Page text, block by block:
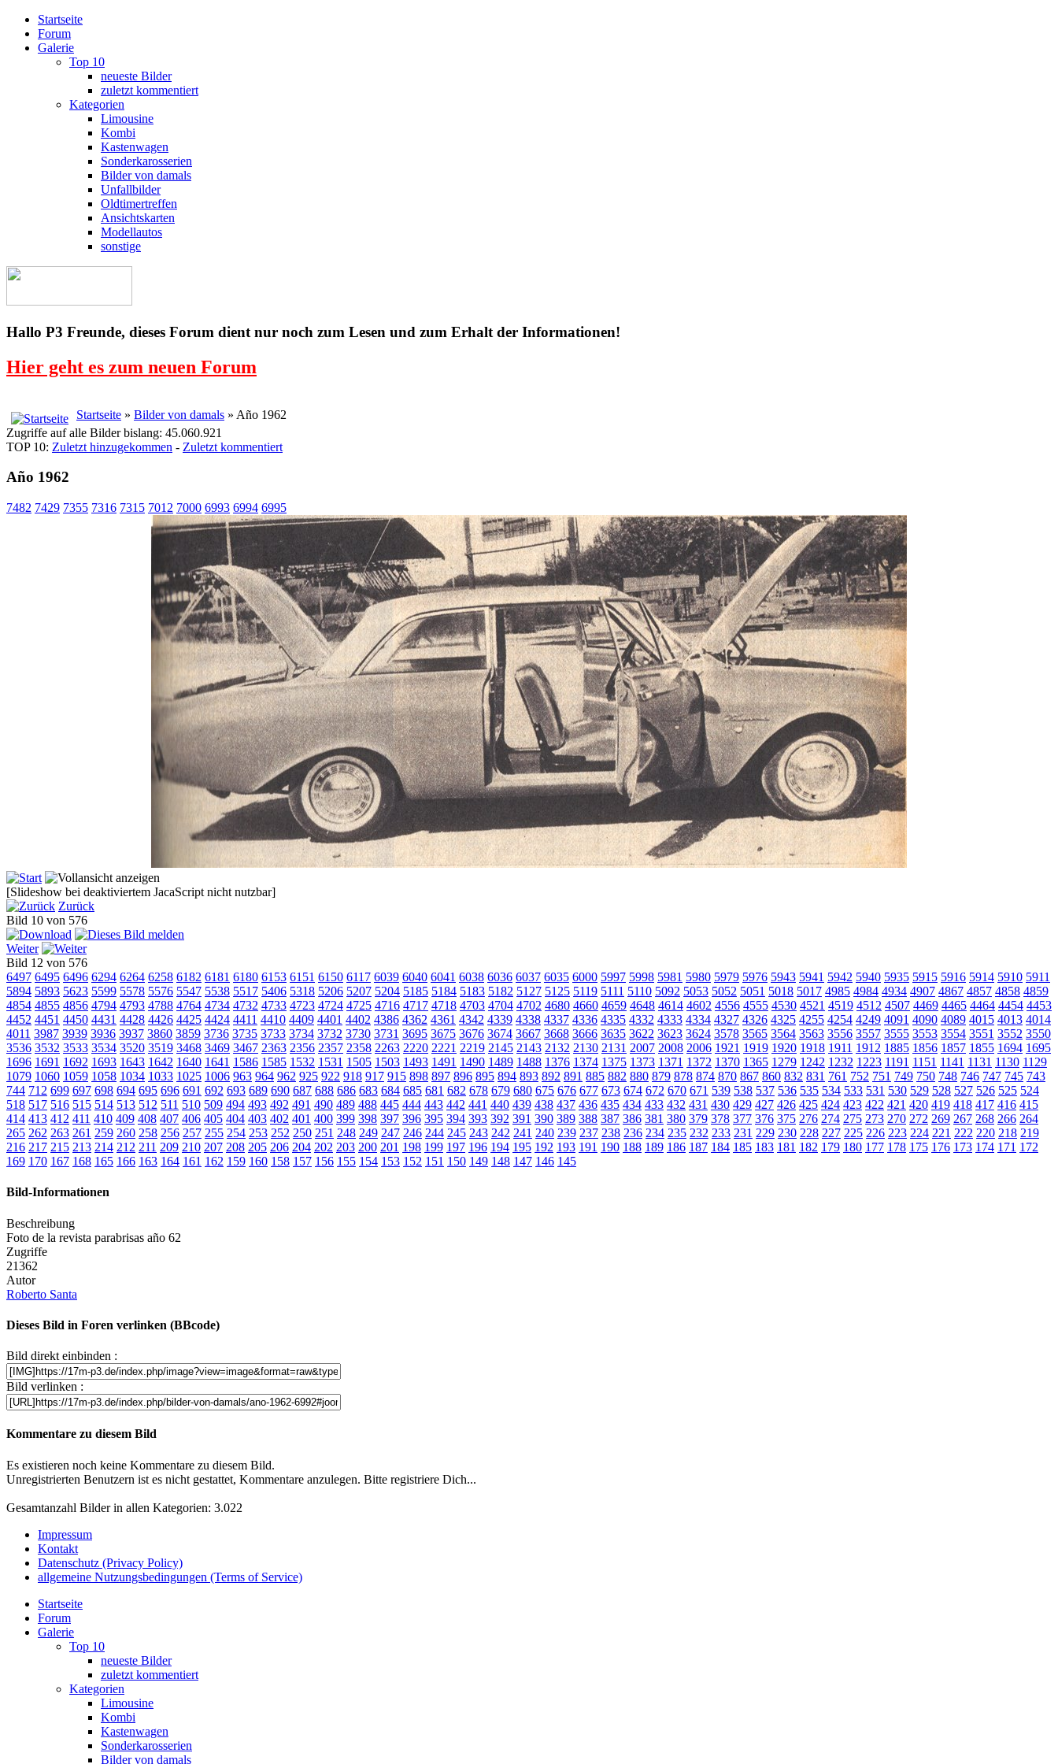
Startseite
Forum
Galerie
Top 10
neueste Bilder
zuletzt kommentiert
Kategorien
Limousine
Kombi
Kastenwagen
Sonderkarosserien
Bilder von damals
Unfallbilder
Oldtimertreffen
Ansichtskarten
Modellautos
sonstige
Hallo P3 Freunde, dieses Forum dient nur noch zum Lesen und zum Erhalt der Informationen!
Hier geht es zum neuen Forum
Startseite » Bilder von damals » Año 1962
Zugriffe auf alle Bilder bislang: 45.060.921
TOP 10: Zuletzt hinzugekommen - Zuletzt kommentiert
Año 1962
7482 7429 7355 7316 7315 7012 7000 6993 6994 6995
[Slideshow bei deaktiviertem JacaScript nicht nutzbar]
Zurück
Bild 10 von 576
Weiter
Bild 12 von 576
6497 6495 6496 6294 6264 6258 6182 6181 6180 6153 6151 6150 6117 6039 6040 6041 6038 6036 6037 6035 6000 5997 5998 5981 5980 5979 5976 5943 5941 5942 5940 5935 5915 5916 5914 5910 5911
5894 5893 5623 5599 5578 5576 5547 5538 5517 5406 5318 5206 5207 5204 5185 5184 5183 5182 5127 5125 5119 5111 5110 5092 5053 5052 5051 5018 5017 4985 4984 4934 4907 4867 4857 4858 4859
4854 4855 4856 4794 4793 4788 4764 4734 4732 4733 4723 4724 4725 4716 4717 4718 4703 4704 4702 4680 4660 4659 4648 4614 4602 4556 4555 4530 4521 4519 4512 4507 4469 4465 4464 4454 4453
4452 4451 4450 4431 4428 4426 4425 4424 4411 4410 4409 4401 4402 4386 4362 4361 4342 4339 4338 4337 4336 4335 4332 4333 4334 4327 4326 4325 4255 4254 4249 4091 4090 4089 4015 4013 4014
4011 3987 3939 3936 3937 3860 3859 3736 3735 3733 3734 3732 3730 3731 3695 3675 3676 3674 3667 3668 3666 3635 3622 3623 3624 3578 3565 3564 3563 3556 3557 3555 3553 3554 3551 3552 3550
3536 3532 3533 3534 3520 3519 3468 3469 3467 2363 2356 2357 2358 2263 2220 2221 2219 2145 2143 2132 2130 2131 2007 2008 2006 1921 1919 1920 1918 1911 1912 1885 1856 1857 1855 1694 1695
1696 1691 1692 1693 1643 1642 1640 1641 1586 1585 1532 1531 1505 1503 1493 1491 1490 1489 1488 1376 1374 1375 1373 1371 1372 1370 1365 1279 1242 1232 1223 1191 1151 1141 1131 1130 1129
1079 1060 1059 1058 1034 1033 1025 1006 963 964 962 925 922 918 917 915 898 897 896 895 894 893 892 891 885 882 880 879 878 874 870 867 860 832 831 761 752 751 749 750 748 746 747 745 743
744 712 699 697 698 694 695 696 691 692 693 689 690 687 688 686 683 684 685 681 682 678 679 680 675 676 677 673 674 672 670 671 539 538 537 536 535 534 533 531 530 529 528 527 526 525 524
518 517 516 515 514 513 512 511 510 509 494 493 492 491 490 489 488 445 444 443 442 441 440 439 438 437 436 435 434 433 432 431 430 429 427 426 425 424 423 422 421 420 419 418 417 416 415
414 413 412 411 410 409 408 407 406 405 404 403 402 401 400 399 398 397 396 395 394 393 392 391 390 389 388 387 386 381 380 379 378 377 376 375 276 274 275 273 270 272 269 267 268 266 264
265 262 263 261 259 260 258 256 257 255 254 253 252 250 251 248 249 247 246 244 245 243 242 241 240 239 237 238 236 234 235 232 233 231 229 230 228 227 225 226 223 224 221 222 220 218 219
216 217 215 213 214 212 211 209 210 207 208 205 206 204 202 203 200 201 198 199 197 196 194 195 192 193 191 190 188 189 186 187 184 185 183 181 182 179 180 177 178 175 176 173 174 171 172
169 170 167 168 165 166 163 164 161 162 159 160 158 157 156 155 154 153 152 151 150 149 148 147 146 145
Bild-Informationen
Beschreibung
Foto de la revista parabrisas año 62
Zugriffe
21362
Autor
Roberto Santa
Dieses Bild in Foren verlinken (BBcode)
Bild direkt einbinden :
Bild verlinken :
Kommentare zu diesem Bild
Es existieren noch keine Kommentare zu diesem Bild.
Unregistrierten Benutzern ist es nicht gestattet, Kommentare anzulegen. Bitte registriere Dich...
Gesamtanzahl Bilder in allen Kategorien: 3.022
Impressum
Kontakt
Datenschutz (Privacy Policy)
allgemeine Nutzungsbedingungen (Terms of Service)
Startseite
Forum
Galerie
Top 10
neueste Bilder
zuletzt kommentiert
Kategorien
Limousine
Kombi
Kastenwagen
Sonderkarosserien
Bilder von damals